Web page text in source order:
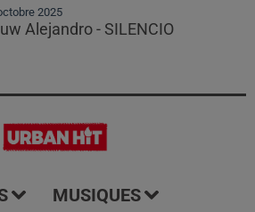
2025
Alejandro - SILENCIO
MUSIQUES